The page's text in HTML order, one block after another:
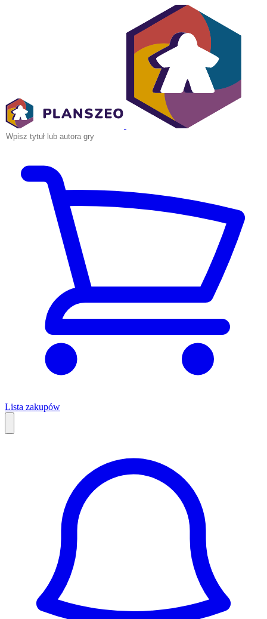
Lista zakupów